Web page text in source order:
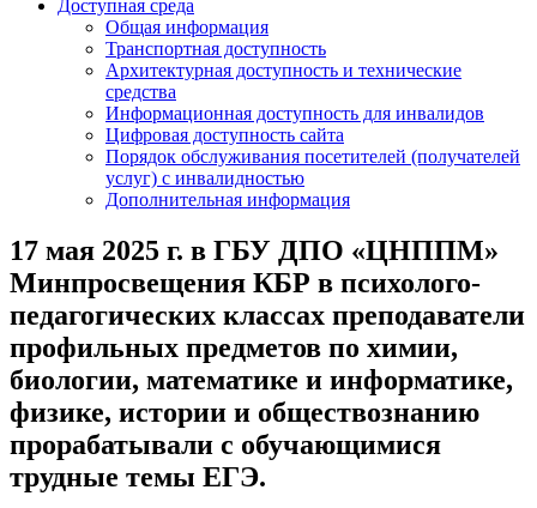
Доступная среда
Общая информация
Транспортная доступность
Архитектурная доступность и технические
средства
Информационная доступность для инвалидов
Цифровая доступность сайта
Порядок обслуживания посетителей (получателей
услуг) с инвалидностью
Дополнительная информация
17 мая 2025 г. в ГБУ ДПО «ЦНППМ»
Минпросвещения КБР в психолого-
педагогических классах преподаватели
профильных предметов по химии,
биологии, математике и информатике,
физике, истории и обществознанию
прорабатывали с обучающимися
трудные темы ЕГЭ.